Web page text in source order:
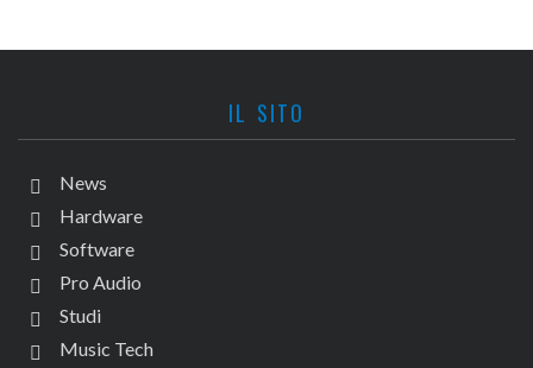
IL SITO
News
Hardware
Software
Pro Audio
Studi
Music Tech